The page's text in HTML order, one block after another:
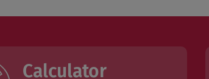
Calculator